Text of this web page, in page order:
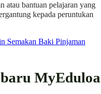
atau bantuan pelajaran yang
kepada peruntukan
Semakan Baki Pinjaman